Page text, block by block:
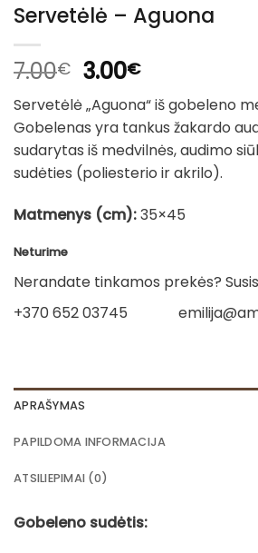
Servetėlė – Aguona
7.00€ Original
price
was:
7.00€.
3.00€Current
price
is:
3.00€.
Servetėlė „Aguona“ iš gobeleno
Gobelenas yra tankus žakardo
sudarytas iš medvilnės, audimo
sudėties (poliesterio ir akrilo).
Matmenys (cm):35×45
Neturime
Nerandate tinkamos prekės?
+370 652 03745
APRAŠYMAS
PAPILDOMA INFORMACIJA
ATSILIEPIMAI (0)
Gobeleno sudėtis: